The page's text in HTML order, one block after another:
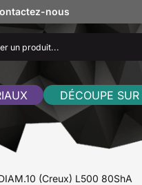
nous
DÉCOUPE
(Creux) L500 80ShA